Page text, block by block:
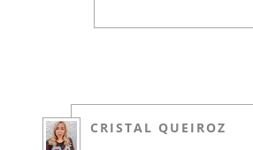
CRISTAL QUEIROZ